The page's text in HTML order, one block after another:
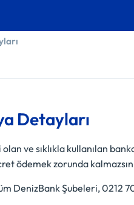
Detayları
ve sıklıkla kullanılan
ödemek zorunda
DenizBank Şubeleri, 0212